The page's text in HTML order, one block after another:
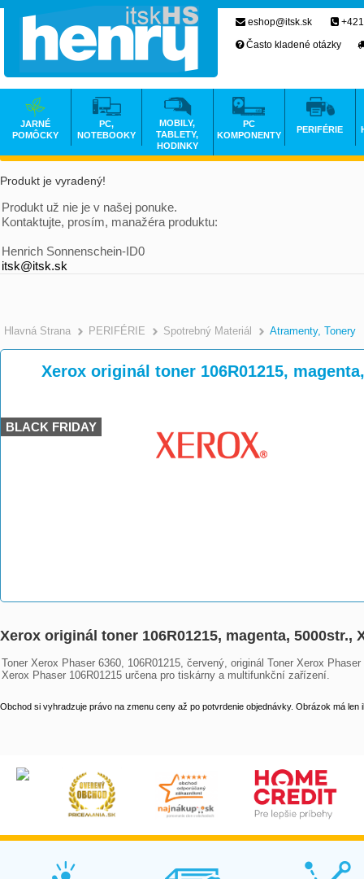
Produkt je vyradený!
Produkt už nie je v našej ponuke.
Kontaktujte, prosím, manažéra produktu:
Henrich Sonnenschein-ID0
itsk@itsk.sk
Hlavná Strana >
PERIFÉRIE >
Spotrebný Materiál >
Atramenty, Tonery
Xerox originál toner 106R01215,
BLACK FRIDAY
Xerox originál toner 106R01215, magenta, 5000str.,
Toner Xerox Phaser 6360, 106R01215, červený, originál Toner Xerox
Xerox Phaser 106R01215 určena pro tiskárny a multifunkční zařízení.
Obchod si vyhradzuje právo na zmenu ceny až po potvrdenie objednávky. Obrázok má len
eshop@itsk.sk
Často kladené otázky
JARNÉ
POMÔCKY
PC,
NOTEBOOKY
MOBILY,
TABLETY,
HODINKY
PC
KOMPONENTY
PERIFÉRIE